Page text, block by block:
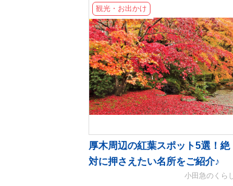
観光・お出かけ
厚木周辺の紅葉スポット5選！絶
対に押さえたい名所をご紹介♪
小田急のくら